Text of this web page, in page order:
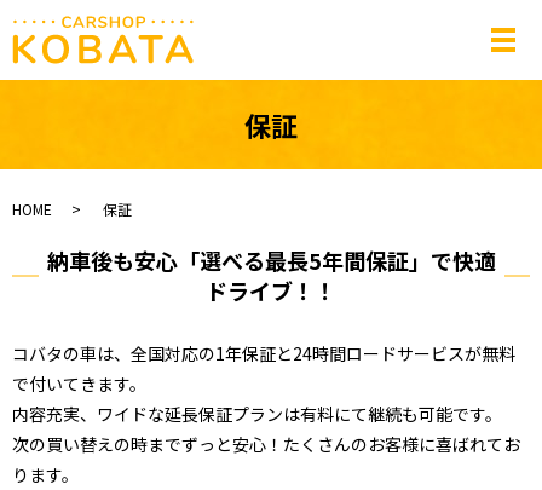
メ
保証
HOME 保証
納車後も安心「選べる最長5年間保証」で快適
ドライブ！！
コバタの車は、全国対応の1年保証と24時間ロードサービスが無料
で付いてきます。
内容充実、ワイドな延長保証プランは有料にて継続も可能です。
次の買い替えの時までずっと安心！たくさんのお客様に喜ばれてお
ります。